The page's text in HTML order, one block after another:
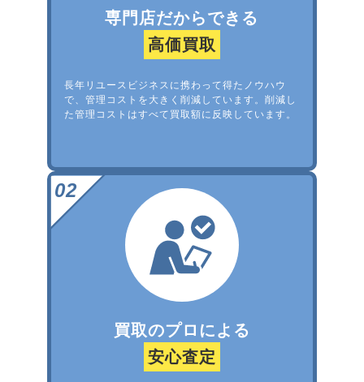
専門店だからできる
高価買取
長年リユースビジネスに携わって得たノウハウ
で、管理コストを大きく削減しています。削減し
た管理コストはすべて買取額に反映しています。
買取のプロによる
安心査定